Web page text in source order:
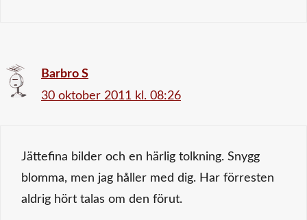
Barbro S
30 oktober 2011 kl. 08:26
Jättefina bilder och en härlig tolkning. Snygg
blomma, men jag håller med dig. Har förresten
aldrig hört talas om den förut.